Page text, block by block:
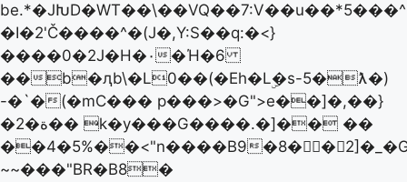
be.*�JԽD�WT��\��VQ��7:V��u��*5���^
�I�2'Č����^�(J�,Y:S��q:�<}
����0�2J�H�٠�Ή�6
��b�ԯb\�L0��(�Eh�Lۣ�s-5�ƛ�)
-�`�(�mC��� p���>�G">e��]�,��}
�ة�2�� k�у���G����.�]�� ��
��4�5%��<"n����B9
~~���"BR�B8�